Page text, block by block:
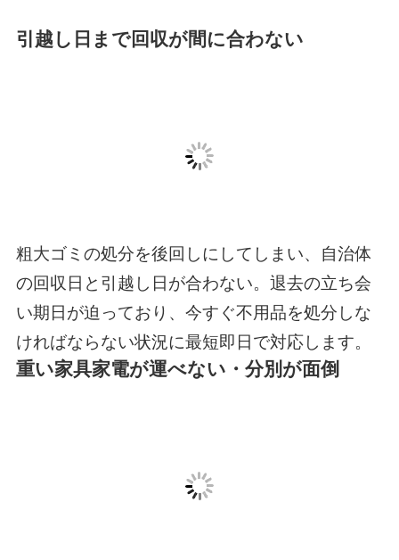
粗大ゴミの処分を後回しにしてしまい、自治体
の回収日と引越し日が合わない。退去の立ち会
い期日が迫っており、今すぐ不用品を処分しな
ければならない状況に最短即日で対応します。